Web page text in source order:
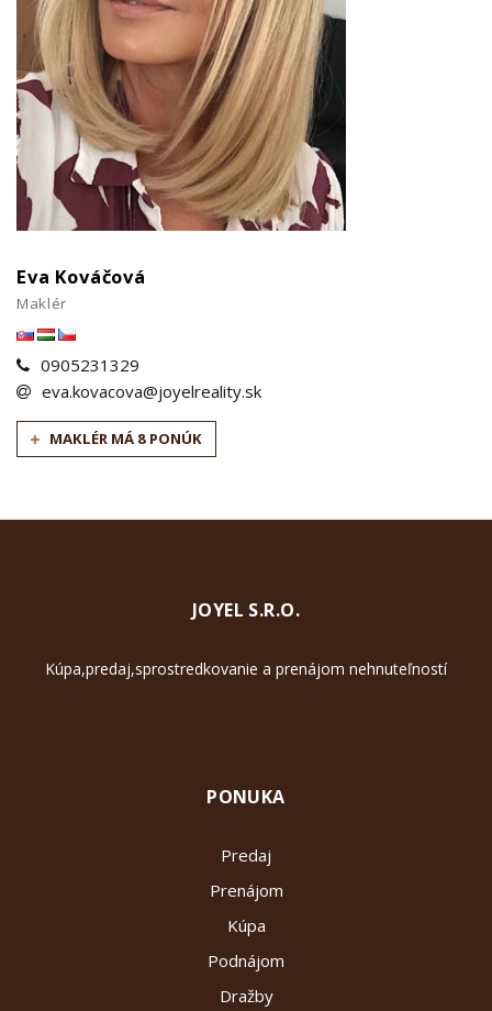
Eva Kováčová
Maklér
0905231329
eva.kovacova@joyelreality.sk
MAKLÉR MÁ 8 PONÚK
JOYEL S.R.O.
Kúpa,predaj,sprostredkovanie a prenájom nehnuteľností
PONUKA
Predaj
Prenájom
Kúpa
Podnájom
Dražby